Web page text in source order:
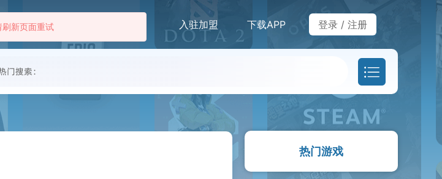
讯 帮助中心 入驻加盟 下载APP 登录 / 注册
门搜索：
热门游戏
新页面重试